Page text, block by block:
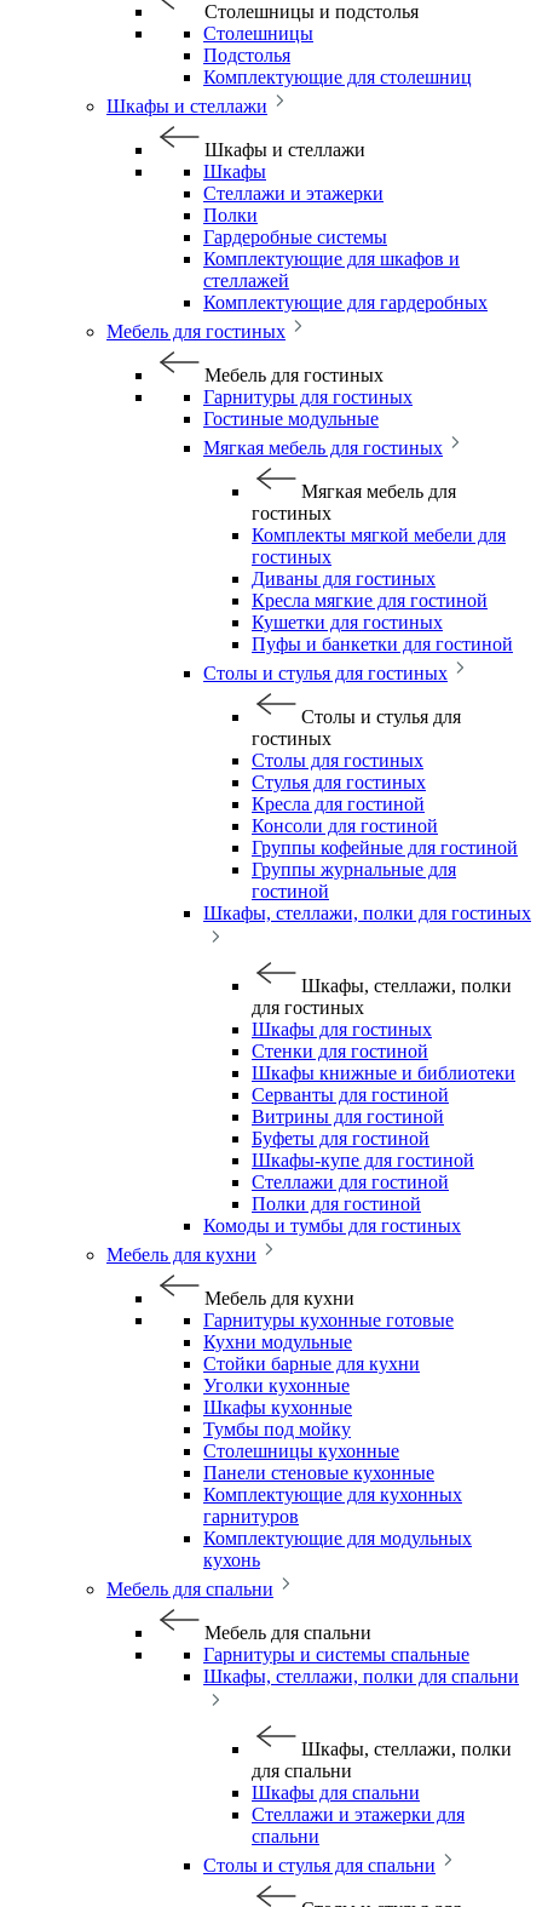
Столешницы и подстолья
Столешницы
Подстолья
Комплектующие для столешниц
Шкафы и стеллажи
Шкафы и стеллажи
Шкафы
Стеллажи и этажерки
Полки
Гардеробные системы
Комплектующие для шкафов и
стеллажей
Комплектующие для гардеробных
Мебель для гостиных
Мебель для гостиных
Гарнитуры для гостиных
Гостиные модульные
Мягкая мебель для гостиных
Мягкая мебель для
гостиных
Комплекты мягкой мебели для
гостиных
Диваны для гостиных
Кресла мягкие для гостиной
Кушетки для гостиных
Пуфы и банкетки для гостиной
Столы и стулья для гостиных
Столы и стулья для
гостиных
Столы для гостиных
Стулья для гостиных
Кресла для гостиной
Консоли для гостиной
Группы кофейные для гостиной
Группы журнальные для
гостиной
Шкафы, стеллажи, полки для гостиных
Шкафы, стеллажи, полки
для гостиных
Шкафы для гостиных
Стенки для гостиной
Шкафы книжные и библиотеки
Серванты для гостиной
Витрины для гостиной
Буфеты для гостиной
Шкафы-купе для гостиной
Стеллажи для гостиной
Полки для гостиной
Комоды и тумбы для гостиных
Мебель для кухни
Мебель для кухни
Гарнитуры кухонные готовые
Кухни модульные
Стойки барные для кухни
Уголки кухонные
Шкафы кухонные
Тумбы под мойку
Столешницы кухонные
Панели стеновые кухонные
Комплектующие для кухонных
гарнитуров
Комплектующие для модульных
кухонь
Мебель для спальни
Мебель для спальни
Гарнитуры и системы спальные
Шкафы, стеллажи, полки для спальни
Шкафы, стеллажи, полки
для спальни
Шкафы для спальни
Стеллажи и этажерки для
спальни
Столы и стулья для спальни